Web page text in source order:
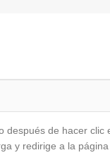
de hacer
y redirige a la